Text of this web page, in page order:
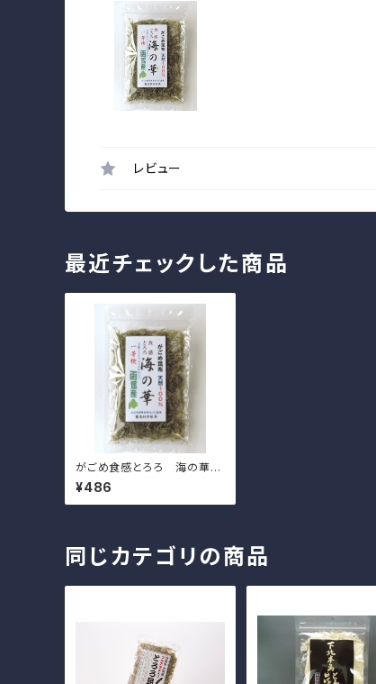
レビュー
最近チェックした商品
がごめ食感とろろ 海の華2
0ｇ
¥486
同じカテゴリの商品